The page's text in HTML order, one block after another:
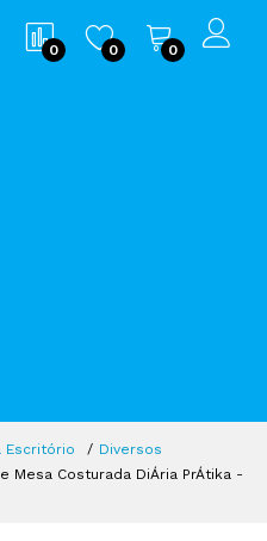
0 0 0
Escritório
Diversos
Mesa Costurada DiÁria PrÁtika -